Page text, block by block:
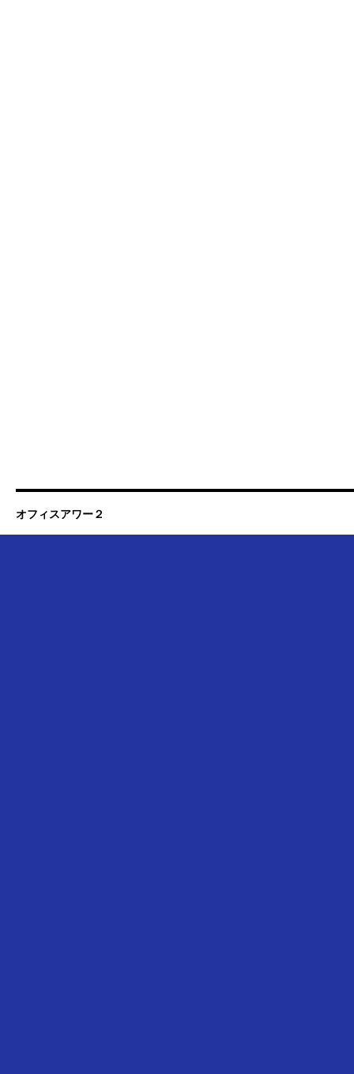
オフィスアワー２